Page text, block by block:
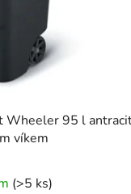
Wheeler 95 l
víkem
(>5 ks)